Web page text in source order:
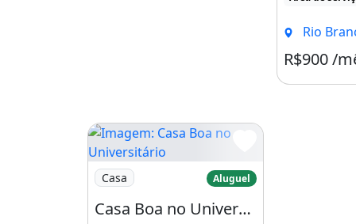
Rio
R$900 /
Imagem: Casa Boa no Universitário
Casa Aluguel
Casa Boa no Universitário